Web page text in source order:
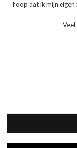
hoop dat ik mijn eigen
Veel